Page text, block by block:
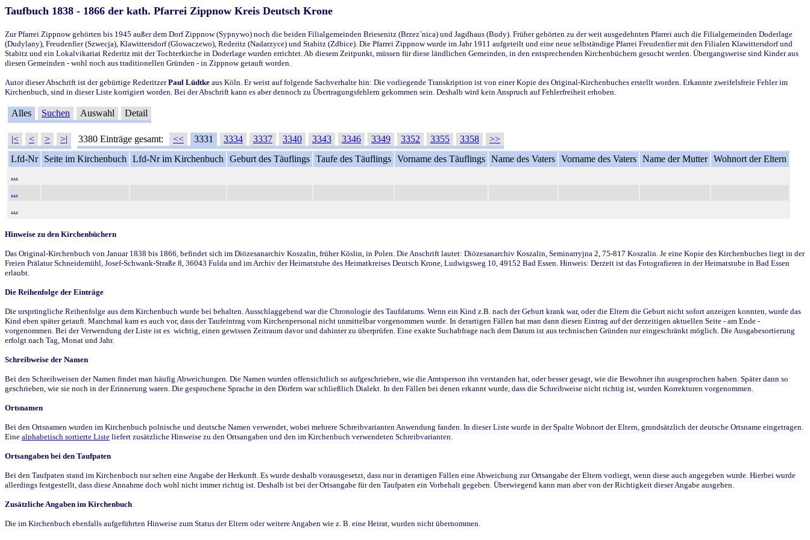
Taufbuch 1838 - 1866 der kath. Pfarrei Zippnow Kreis Deutsch Krone
Zur Pfarrei Zippnow gehörten bis 1945 außer dem Dorf Zippnow (Sypnywo) noch die beiden Filialgemeinden Briesenitz (Brzez`nica) und Jagdhaus (Budy). Früher gehörten zu der weit ausgedehnten Pfarrei auch die Filialgemeinden Doderlage
(Dudylany), Freudenfier (Szwecja), Klawittersdorf (Glowaczewo), Rederitz (Nadarzyce) und Stabitz (Zdbice). Die Pfarrei Zippnow wurde im Jahr 1911 aufgeteilt und eine neue selbständige Pfarrei Freudenfier mit den Filialen Klawittersdorf und
Stabitz und ein Lokalvikariat Rederitz mit der Tochterkirche in Doderlage wurden errichtet. Ab diesem Zeitpunkt, müssen für diese ländlichen Gemeinden, in den entsprechenden Kirchenbüchern gesucht werden. Übergangsweise sind Kinder aus
diesen Gemeinden - wohl noch aus traditionellen Gründen - in Zippnow getauft worden.
Autor dieser Abschrift ist der gebürtige RederitzerPaul Lüdtke aus Köln. Er weist auf folgende Sachverhalte hin: Die vorliegende Transkription ist von einer Kopie des Original-Kirchenbuches erstellt worden. Erkannte zweifelsfreie Fehler im
Kirchenbuch, sind in dieser Liste korrigiert worden. Bei der Abschrift kann es aber dennoch zu Übertragungsfehlern gekommen sein. Deshalb wird kein Anspruch auf Fehlerfreiheit erhoben.
Alles Suchen Auswahl Detail
|< < > >| 3380 Einträge gesamt: << 3331 3334 3337 3340 3343 3346 3349 3352 3355 3358
>>
Lfd-Nr
Seite im Kirchenbuch Lfd-Nr im Kirchenbuch Geburt des Täuflings Taufe des Täuflings Vorname des Täuflings Name des Vaters Vorname des Vaters Name der Mutter Wohnort der Eltern
...
...
...
Hinweise zu den Kirchenbüchern
Das Original-Kirchenbuch von Januar 1838 bis 1866, befindet sich im Diözesanarchiv Koszalin, früher Köslin, in Polen. Die Anschrift lautet: Diözesanarchiv Koszalin, Seminarryjna 2, 75-817 Koszalin. Je eine Kopie des Kirchenbuches liegt in der
Freien Prälatur Schneidemühl, Josef-Schwank-Straße 8, 36043 Fulda und im Archiv der Heimatstube des Heimatkreises Deutsch Krone, Ludwigsweg 10, 49152 Bad Essen. Hinweis: Derzeit ist das Fotografieren in der Heimatstube in Bad Essen
erlaubt.
Die Reihenfolge der Einträge
Die ursprüngliche Reihenfolge aus dem Kirchenbuch wurde bei behalten. Ausschlaggebend war die Chronologie des Taufdatums. Wenn ein Kind z.B. nach der Geburt krank war, oder die Eltern die Geburt nicht sofort anzeigen konnten, wurde das
Kind eben später getauft. Manchmal kam es auch vor, dass der Taufeintrag vom Kirchenpersonal nicht unmittelbar vorgenommen wurde. In derartigen Fällen hat man dann diesen Eintrag auf der derzeitigen aktuellen Seite - am Ende -
vorgenommen. Bei der Verwendung der Liste ist es wichtig, einen gewissen Zeitraum davor und dahinter zu überprüfen. Eine exakte Suchabfrage nach dem Datum ist aus technischen Gründen nur eingeschränkt möglich. Die Ausgabesortierung
erfolgt nach Tag, Monat und Jahr.
Schreibweise der Namen
Bei den Schreibweisen der Namen findet man häufig Abweichungen. Die Namen wurden offensichtlich so aufgeschrieben, wie die Amtsperson ihn verstanden hat, oder besser gesagt, wie die Bewohner ihn ausgesprochen haben. Später dann so
geschrieben, wie sie noch in der Erinnerung waren. Die gesprochene Sprache in den Dörfern war schließlich Dialekt. In den Fällen bei denen erkannt wurde, dass die Schreibweise nicht richtig ist, wurden Korrekturen vorgenommen.
Ortsnamen
Bei den Ortsnamen wurden im Kirchenbuch polnische und deutsche Namen verwendet, wobei mehrere Schreibvarianten Anwendung fanden. In dieser Liste wurde in der Spalte Wohnort der Eltern, grundsätzlich der deutsche Ortsname eingetragen.
Eine alphabetisch sortierte Liste liefert zusätzliche Hinweise zu den Ortsangaben und den im Kirchenbuch verwendeten Schreibvarianten.
Ortsangaben bei den Taufpaten
Bei den Taufpaten stand im Kirchenbuch nur selten eine Angabe der Herkunft. Es wurde deshalb vorausgesetzt, dass nur in derartigen Fällen eine Abweichung zur Ortsangabe der Eltern vorliegt, wenn diese auch angegeben wurde. Hierbei wurde
allerdings festgestellt, dass diese Annahme doch wohl nicht immer richtig ist. Deshalb ist bei der Ortsangabe für den Taufpaten ein Vorbehalt gegeben. Überwiegend kann man aber von der Richtigkeit dieser Angabe ausgehen.
Zusätzliche Angaben im Kirchenbuch
Die im Kirchenbuch ebenfalls aufgeführten Hinweise zum Status der Eltern oder weitere Angaben wie z. B. eine Heirat, wurden nicht übernommen.